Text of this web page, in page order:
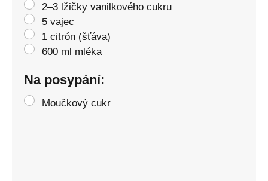
2–3 lžičky vanilkového cukru
5 vajec
1 citrón (šťáva)
600 ml mléka
Na posypání:
Moučkový cukr